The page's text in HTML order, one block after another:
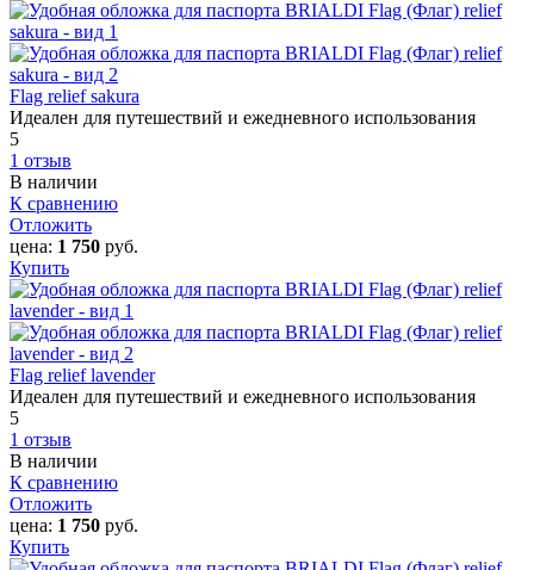
Flag relief sakura
Идеален для путешествий и ежедневного использования
5
1 отзыв
В наличии
К сравнению
Отложить
цена: 1 750 руб.
Купить
Flag relief lavender
Идеален для путешествий и ежедневного использования
5
1 отзыв
В наличии
К сравнению
Отложить
цена: 1 750 руб.
Купить